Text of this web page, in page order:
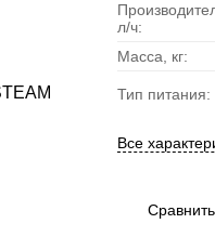
л/ч:
Масса, кг:
Тип питания:
Все
Сравнить